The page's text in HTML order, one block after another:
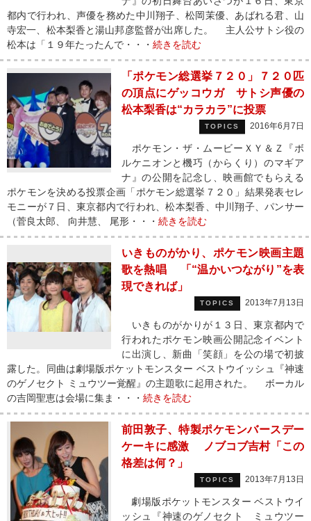
都内で行われ、声優を務めた中川翔子、松岡茉優、あばれる君、山
寺宏一、松本梨香と湯山邦彦監督が出席した。 主人公サトシ役の
松本は「１９年たったんで・・・ 続きを読む
「ポケモン総選挙７２０」７２０匹
の頂点にゲッコウガ サトシ声優の
松本梨香は“カラカラ”に投票
TOPICS 2016年6月7日
ポケモン・ザ・ムービーＸＹ＆Ｚ『ボ
ルケニオンと機巧（からくり）のマギア
ナ』の公開を記念し、映画館でもらえる
ポケモンを決める投票企画「ポケモン総選挙７２０」結果発表セレ
モニーが７日、東京都内で行われ、松本梨香、中川翔子、パンサー
（菅良太郎、 向井慧、 尾形・・・ 続きを読む
いきものがかり、ポケモン映画主題
歌を熱唱 「“温かいつながり”を表
現できれば」
TOPICS 2013年7月13日
いきものがかりが１３日、東京都内で
行われたポケモン映画公開記念イベント
に出演し、新曲「笑顔」を公の場で初披
露した。同曲は劇場版ポケットモンスター ベストウイッシュ『神速
のゲノセクト ミュウツー覚醒』の主題歌に起用された。 ボーカル
の吉岡聖恵は会場に集ま・・・ 続きを読む
前田敦子、特製ポケモンバースデー
ケーキに感激 ノブコブ吉村「この
格差は何？」
TOPICS 2013年7月13日
劇場版ポケットモンスター ベストウイ
ッシュ『神速のゲノセクト ミュウツー